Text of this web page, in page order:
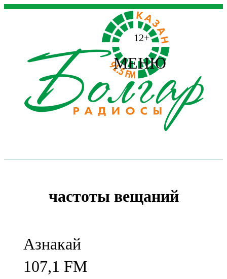
12+
МЕНЮ
частоты вещаний
Азнакай
107,1 FM